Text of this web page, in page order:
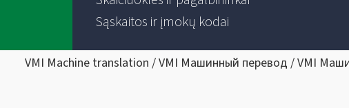
Sąskaitos ir įmokų kodai
VMI Machine translation / VMI Машинный перевод / VMI